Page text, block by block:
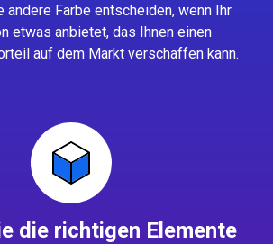
andere Farbe entscheiden, wenn Ihr
etwas anbietet, das Ihnen einen
auf dem Markt verschaffen kann.
die richtigen Elemente